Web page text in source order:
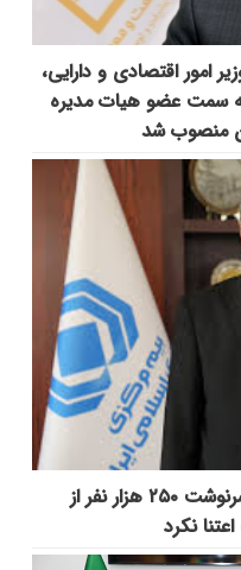
امور اقتصادی و دارایی،
سمت عضو هیات مدیره
منصوب شد
نمی‌توان نسبت به سرنوشت ۲۵۰ هزار نفر از
نکرد